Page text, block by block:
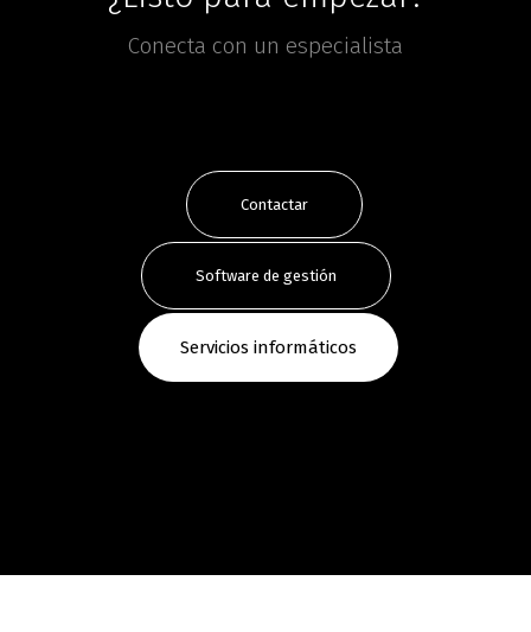
Conecta con un especialista
Contactar
Software de gestión
Servicios informáticos